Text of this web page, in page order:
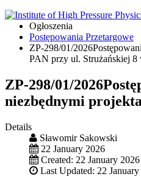
Ogłoszenia
Postępowania Przetargowe
ZP-298/01/
PAN przy ul. Strużańskiej 8
ZP-298/01/
niezbędnymi
Details
Sławomir Sakowski
22 January 2026
Created: 22 January 2026
Last Updated: 22